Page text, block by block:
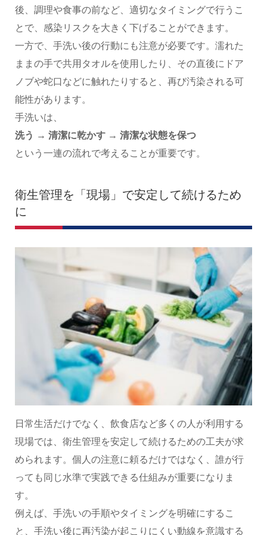
後、調理や食事の前など、適切なタイミングで行うこ
とで、感染リスクを大きく下げることができます。
一方で、手洗い後の行動にも注意が必要です。濡れた
ままの手で共用タオルを使用したり、その直後にドア
ノブや蛇口などに触れたりすると、再び汚染される可
能性があります。
手洗いは、
洗う → 清潔に乾かす → 清潔な状態を保つ
という一連の流れで考えることが重要です。
衛生管理を「現場」で安定して続けるため
に
日常生活だけでなく、飲食店など多くの人が利用する
現場では、衛生管理を安定して続けるための工夫が求
められます。個人の注意に頼るだけではなく、誰が行
っても同じ水準で実践できる仕組みが重要になりま
す。
例えば、手洗いの手順やタイミングを明確にするこ
と、手洗い後に再汚染が起こりにくい動線を意識する